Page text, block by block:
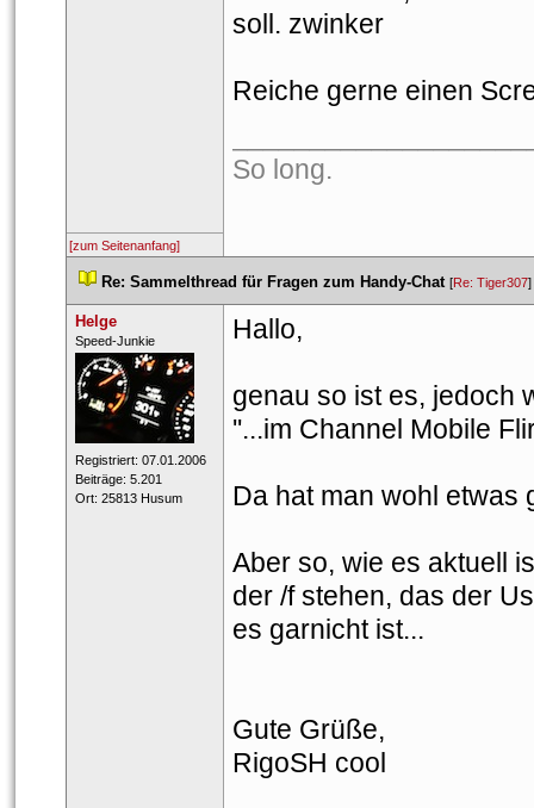
oll. zwinker
Reiche gerne einen
So long.
[zum Seitenanfang]
Re: Sammelthread für Fragen zum Handy-Chat [Re: Tiger307
Helge
​Speed-Junkie
Registriert: 07.01.2006
Beiträge: 5.201
Ort: 25813 Husum
Hallo,
genau so ist es, jedoch
''...im Channel Mobile
Da hat man wohl etwas
Aber so, wie es aktuell
der /f stehen, das der
es garnicht ist...
Gute Grüße,
RigoSH cool